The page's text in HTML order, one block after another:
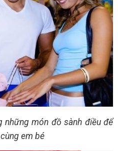
những món đồ sành điều để
em bé